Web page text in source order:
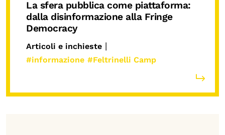
Master e Executive Program
La sfera pubblica come piattaforma:
dalla disinformazione alla Fringe
Democracy
Articoli e inchieste |
#informazione #Feltrinelli Camp